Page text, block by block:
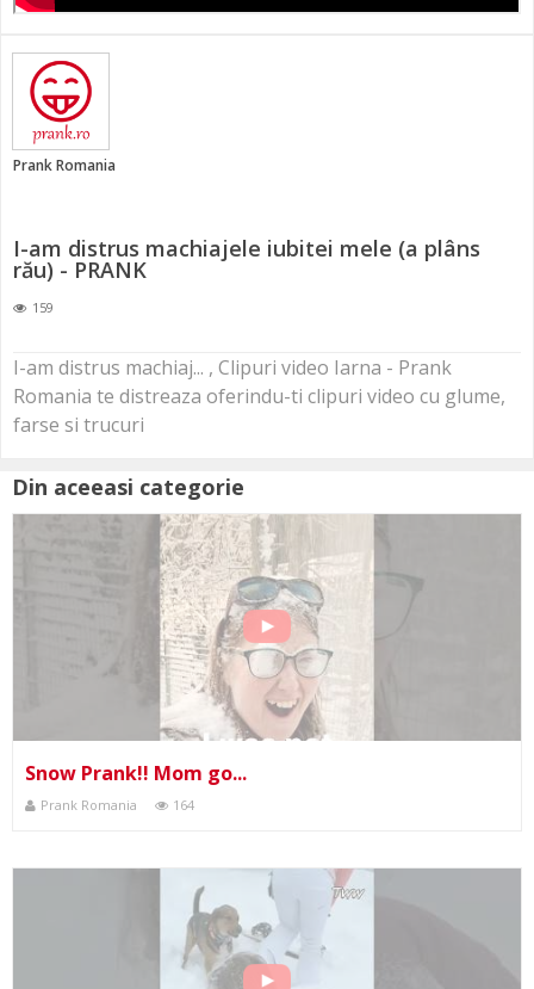
Prank Romania
I-am distrus machiajele iubitei mele (a plâns
rău) - PRANK
159
I-am distrus machiaj... , Clipuri video Iarna - Prank
Romania te distreaza oferindu-ti clipuri video cu glume,
farse si trucuri
Din aceeasi categorie
Snow Prank!! Mom go...
Prank Romania 164